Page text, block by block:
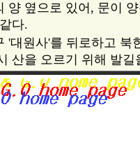
양 옆으로 있어, 문이
다.
'대원사'를 뒤로하고
산을 오르기 위해 발